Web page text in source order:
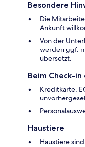
Besondere
Die
Ankunft
Von der
werden ggf.
übersetzt.
Beim Check-
Kreditkarte,
Haustiere
Haustiere